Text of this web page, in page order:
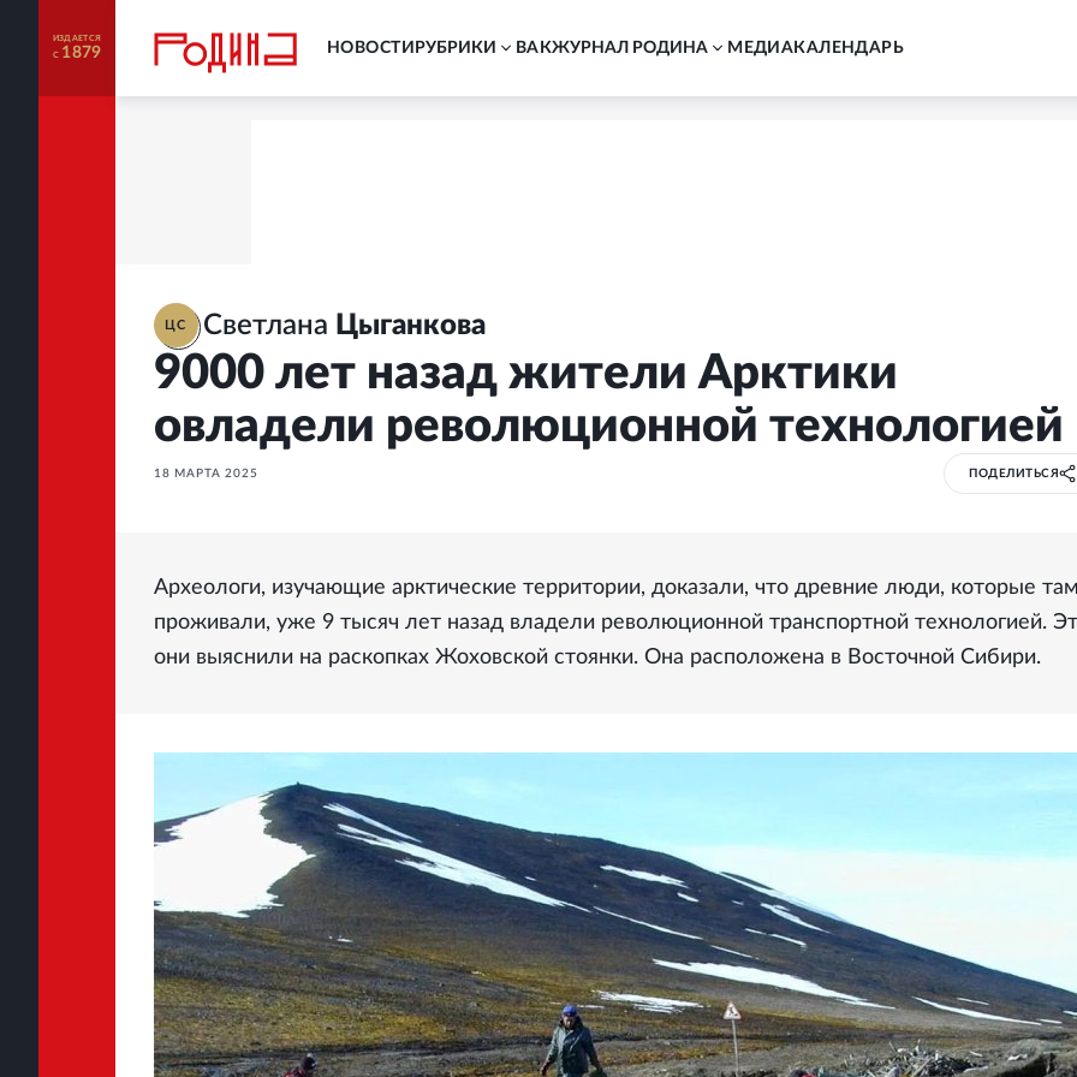
ИЗДАЕТСЯ
С 1879 НОВОСТИ РУБРИКИ ВАКЖУРНАЛ РОДИНА MЕДИА КАЛЕНДАРЬ
ЦС Светлана Цыганкова
9000 лет назад жители Арктики
овладели революционной технологией
18 МАРТА 2025 ПОДЕЛИТЬСЯ
Археологи, изучающие арктические территории, доказали, что древние люди, которые
проживали, уже 9 тысяч лет назад владели революционной транспортной технологией.
они выяснили на раскопках Жоховской стоянки. Она расположена в Восточной Сибири.